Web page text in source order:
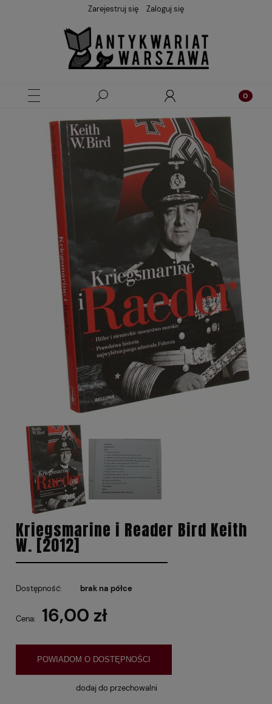
Zarejestruj się Zaloguj się
Kriegsmarine i Reader Bird Keith
W. [2012]
Dostępność: brak na półce
Cena: 16,00 zł
POWIADOM O DOSTĘPNOŚCI
dodaj do przechowalni